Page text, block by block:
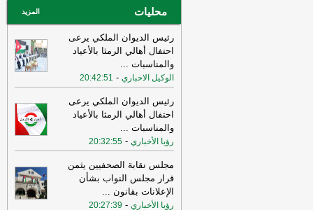
عاجل الإلكترونية
محليات المزيد
رئيس الديوان الملكي يرعى
احتفال أهالي الرمثا بالأعياد
والمناسبات ...
الوكيل الاخباري -
20:42:51
رئيس الديوان الملكي يرعى
احتفال أهالي الرمثا بالأعياد
والمناسبات ...
رؤيا الأخباري -
20:32:55
مجلس نقابة الصحفيين يثمن
قرار مجلس النواب بشأن
الإعلانات بقانون ...
رؤيا الأخباري -
20:27:39